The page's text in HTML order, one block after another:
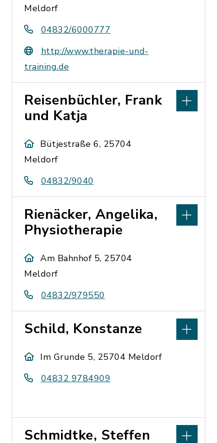
Meldorf
04832/6000777
http://www.therapie-und-
training.de
Reisenbüchler, Frank
und Katja
Bütjestraße 6, 25704
Meldorf
04832/9040
Rienäcker, Angelika,
Physiotherapie
Am Bahnhof 5, 25704
Meldorf
04832/979550
Schild, Konstanze
Im Grunde 5, 25704 Meldorf
04832 9784909
Schmidtke, Steffen